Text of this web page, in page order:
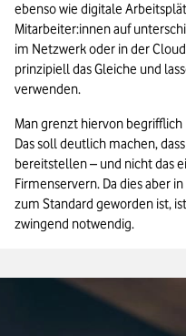
ebenso wie digitale
Mitarbeiter:innen auf
im Netzwerk oder in der
prinzipiell das Gleiche und
verwenden.
Man grenzt hiervon
Das soll deutlich machen,
bereitstellen – und nicht das
Firmenservern. Da dies aber
zum Standard geworden ist,
zwingend notwendig.